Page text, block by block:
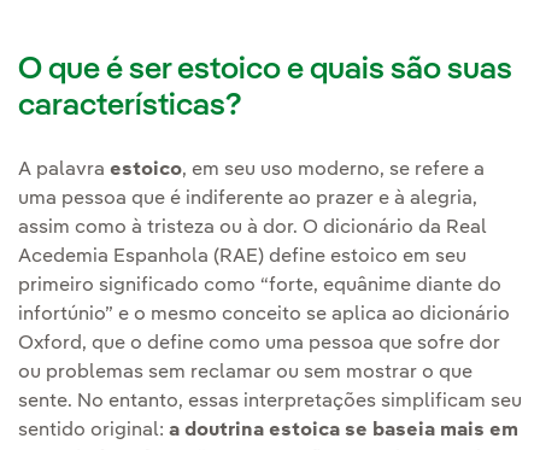
O que é ser estoico e quais são suas
características?
A palavra estoico, em seu uso moderno, se refere a
uma pessoa que é indiferente ao prazer e à alegria,
assim como à tristeza ou à dor. O dicionário da Real
Acedemia Espanhola (RAE) define estoico em seu
primeiro significado como “forte, equânime diante do
infortúnio” e o mesmo conceito se aplica ao dicionário
Oxford, que o define como uma pessoa que sofre dor
ou problemas sem reclamar ou sem mostrar o que
sente. No entanto, essas interpretações simplificam seu
sentido original: a doutrina estoica se baseia mais em